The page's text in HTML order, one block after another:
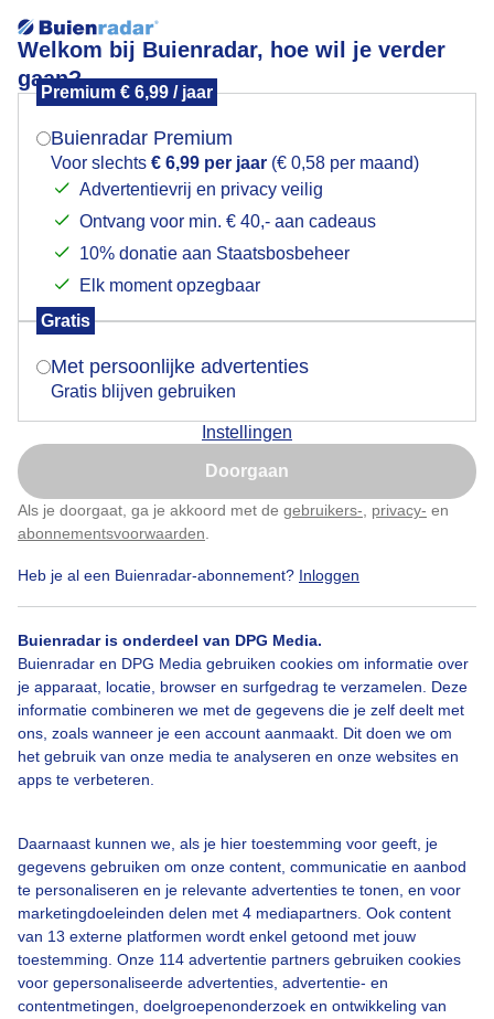
Welkom bij Buienradar, hoe wil je verder
gaan?
Premium € 6,99 / jaar
Buienradar Premium
Voor slechts € 6,99 per jaar (€ 0,58 per maand)
Advertentievrij en privacy veilig
Ontvang voor min. € 40,- aan cadeaus
10% donatie aan Staatsbosbeheer
Elk moment opzegbaar
Gratis
Met persoonlijke advertenties
Gratis blijven gebruiken
Instellingen
Doorgaan
Als je doorgaat, ga je akkoord met de gebruikers- privacy- en
abonnementsvoorwaarden
Heb je al een Buienradar-abonnement? Inloggen
Buienradar is onderdeel van DPG Media.
Buienradar en DPG Media gebruiken cookies om informatie over
je apparaat, locatie, browser en surfgedrag te verzamelen. Deze
informatie combineren we met de gegevens die je zelf deelt met
ons, zoals wanneer je een account aanmaakt. Dit doen we om
het gebruik van onze media te analyseren en onze websites en
apps te verbeteren.
Daarnaast kunnen we, als je hier toestemming voor geeft, je
gegevens gebruiken om onze content, communicatie en aanbod
te personaliseren en je relevante advertenties te tonen, en voor
marketingdoeleinden delen met 4 mediapartners. Ook content
van 13 externe platformen wordt enkel getoond met jouw
toestemming. Onze 114 advertentie partners gebruiken cookies
voor gepersonaliseerde advertenties, advertentie- en
contentmetingen, doelgroepenonderzoek en ontwikkeling van
Druiventrosjes
Zojuist in de tuin. Nog niet eerder zoveel druiven
gehad. Deze lopen vele meters door over de schutting
Nog even groeien en blauw worden dat wordt smulle,
Druiventrosjes
Een moment geduld aub...
Mogen we je locatie gebruiken voor het
Indien je hier nog geen akkoord op hebt gegeven,
verschijnt er zo een pop-up uit je browser waarin
Is goed, toon de popup
Nu niet, misschien later
Klik hierom dit aan te passen